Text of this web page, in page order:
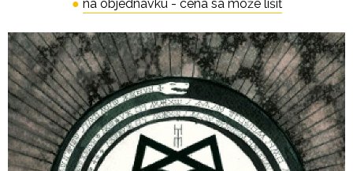
● na objednávku - cena sa môže líšiť